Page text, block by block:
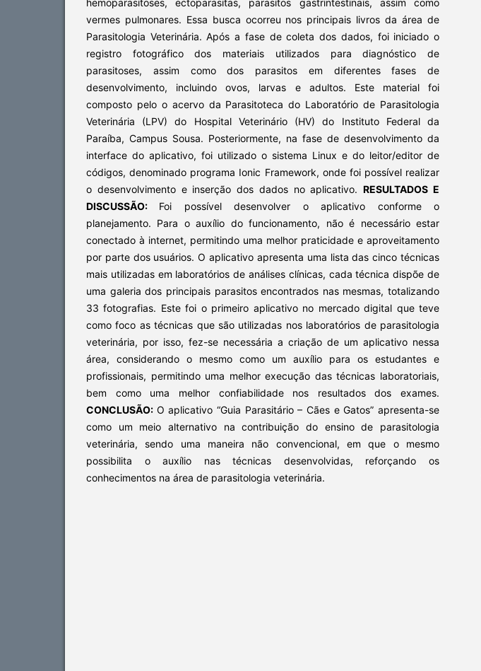
hemoparasitoses, ectoparasitas, parasitos gastrintestinais, assim como
vermes pulmonares. Essa busca ocorreu nos principais livros da área de
Parasitologia Veterinária. Após a fase de coleta dos dados, foi iniciado o
registro fotográfico dos materiais utilizados para diagnóstico de
parasitoses, assim como dos parasitos em diferentes fases de
desenvolvimento, incluindo ovos, larvas e adultos. Este material foi
composto pelo o acervo da Parasitoteca do Laboratório de Parasitologia
Veterinária (LPV) do Hospital Veterinário (HV) do Instituto Federal da
Paraíba, Campus Sousa. Posteriormente, na fase de desenvolvimento da
interface do aplicativo, foi utilizado o sistema Linux e do leitor/editor de
códigos, denominado programa Ionic Framework, onde foi possível realizar
o desenvolvimento e inserção dos dados no aplicativo.RESULTADOS E
DISCUSSÃO: Foi possível desenvolver o aplicativo conforme o
planejamento. Para o auxílio do funcionamento, não é necessário estar
conectado à internet, permitindo uma melhor praticidade e aproveitamento
por parte dos usuários. O aplicativo apresenta uma lista das cinco técnicas
mais utilizadas em laboratórios de análises clínicas, cada técnica dispõe de
uma galeria dos principais parasitos encontrados nas mesmas, totalizando
33 fotografias. Este foi o primeiro aplicativo no mercado digital que teve
como foco as técnicas que são utilizadas nos laboratórios de parasitologia
veterinária, por isso, fez-se necessária a criação de um aplicativo nessa
área, considerando o mesmo como um auxílio para os estudantes e
profissionais, permitindo uma melhor execução das técnicas laboratoriais,
bem como uma melhor confiabilidade nos resultados dos exames.
CONCLUSÃO: O aplicativo “Guia Parasitário – Cães e Gatos” apresenta-se
como um meio alternativo na contribuição do ensino de parasitologia
veterinária, sendo uma maneira não convencional, em que o mesmo
possibilita o auxílio nas técnicas desenvolvidas, reforçando os
conhecimentos na área de parasitologia veterinária.